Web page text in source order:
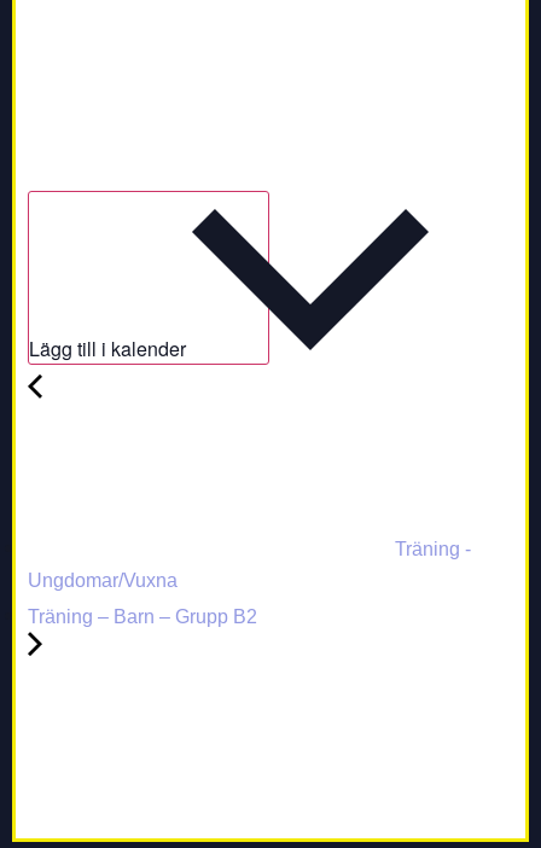
Lägg till i kalender
Träning -
Ungdomar/Vuxna
Träning – Barn – Grupp B2